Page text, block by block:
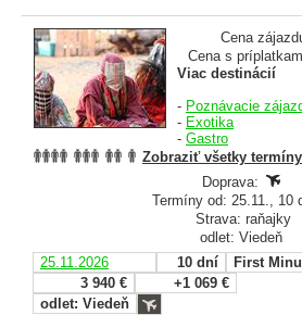
Cena
Cena s
Viac destinácií
- Poznávacie
- Exotika
- Gastro
Zobraziť všetky
Doprava:
Termíny od: 25.11., 10
Strava: raňajky
odlet: Viedeň
25.11.2026
10 dní
First
3 940 €
+1 069 €
odlet: Viedeň